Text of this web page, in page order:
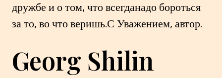
дружбе и о том, что всегданадо бороться
за то, во что веришь.С Уважением, автор.
Georg Shilin